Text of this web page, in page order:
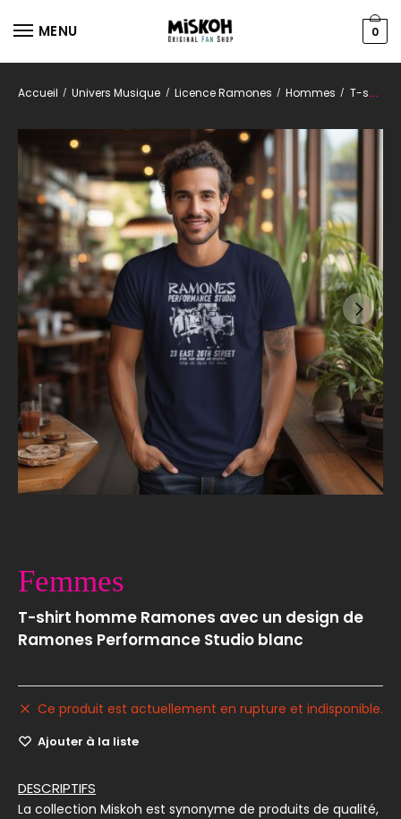
MENU 0
Accueil / Univers Musique / Licence Ramones / Hommes / T-shirts
Femmes
T-shirt homme Ramones avec un design de
Ramones Performance Studio blanc
Ce produit est actuellement en rupture et indisponible.
Ajouter à la liste
DESCRIPTIFS
La collection Miskoh est synonyme de produits de qualité,